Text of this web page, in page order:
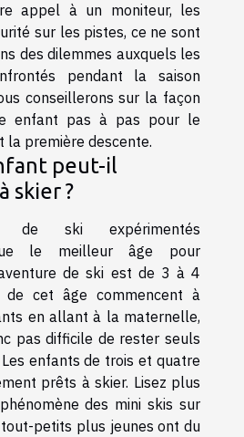
appel à un moniteur, les
sur les pistes, ce ne sont
des dilemmes auxquels les
pendant la saison
conseillerons sur la façon
enfant pas à pas pour le
la première descente.
peut-il
skier ?
de ski expérimentés
le meilleur âge pour
de ski est de 3 à 4
de cet âge commencent à
en allant à la maternelle,
pas difficile de rester seuls
enfants de trois et quatre
prêts à skier. Lisez plus
des mini skis sur
tout-petits plus jeunes ont du